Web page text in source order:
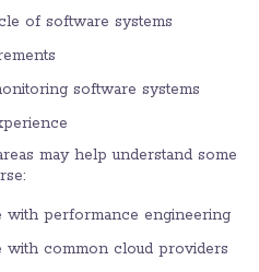
of software systems
software systems
may help understand some
with performance engineering
with common cloud providers